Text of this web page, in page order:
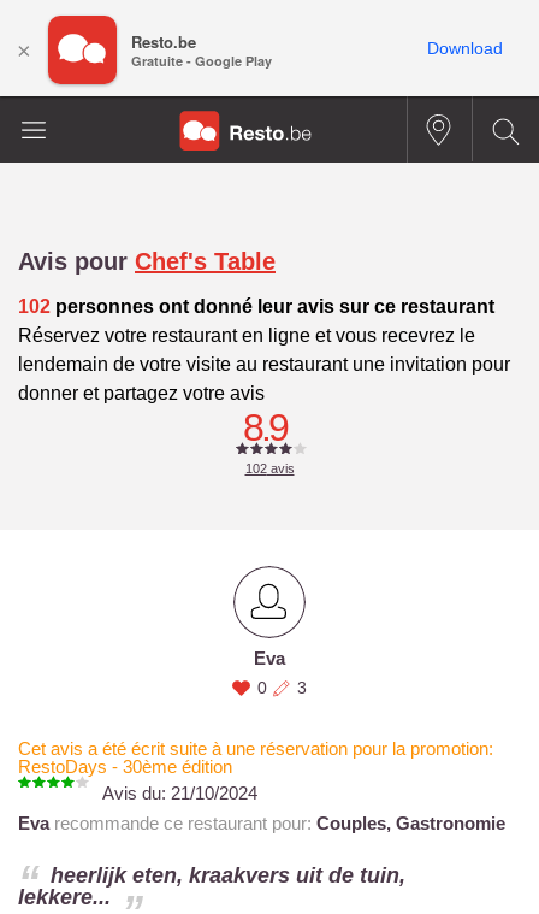
Avis pour Chef's Table
102 personnes ont donné leur avis sur ce restaurant
Réservez votre restaurant en ligne et vous recevrez le
lendemain de votre visite au restaurant une invitation pour
donner et partagez votre avis
8.9
102avis
Eva
0 3
Cet avis a été écrit suite à une réservation pour la promotion:
RestoDays - 30ème édition
Avis du: 21/10/2024
Evarecommande ce restaurant pour: Couples, Gastronomie
heerlijk eten, kraakvers uit de tuin,
lekkere...
× Resto.be
Gratuite - Google Play
Download